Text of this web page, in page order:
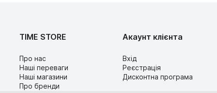
TIME STORE
Про нас
Наші переваги
Наші магазини
Про бренди
Акаунт клієнта
Вхід
Реєстрація
Дисконтна програма